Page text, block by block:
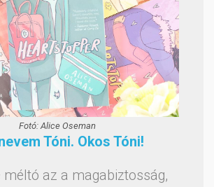
Fotó: Alice Oseman
Tóni. Okos Tóni!
méltó az a magabiztosság,